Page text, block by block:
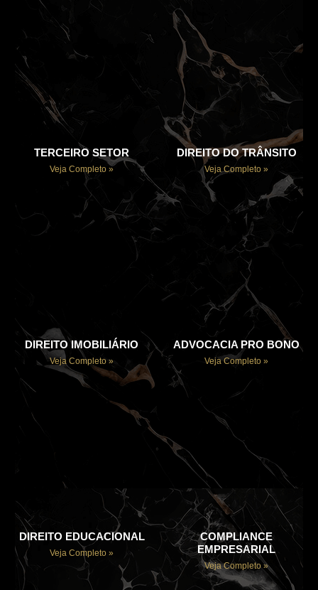
TERCEIRO SETOR
Veja Completo »
DIREITO DO TRÂNSITO
Veja Completo »
DIREITO IMOBILIÁRIO
Veja Completo »
ADVOCACIA PRO BONO
Veja Completo »
DIREITO EDUCACIONAL
Veja Completo »
COMPLIANCE
EMPRESARIAL
Veja Completo »